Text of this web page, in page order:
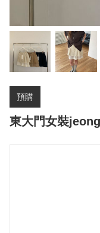
預購
東大門女裝